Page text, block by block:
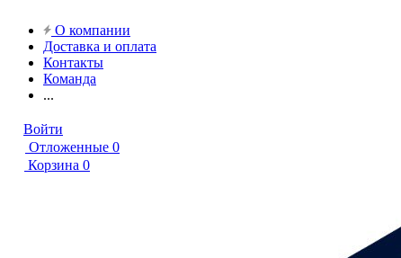
О компании
Доставка и оплата
Контакты
Команда
...
Войти
Отложенные 0
Корзина 0